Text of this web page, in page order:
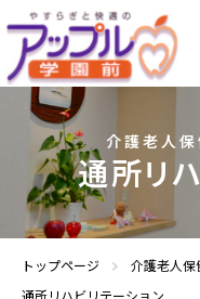
北寿会について
大切にしていること
サービスのご案内
介護老人
通所リ
トップページ
介護老人保
通所リハビリテーション